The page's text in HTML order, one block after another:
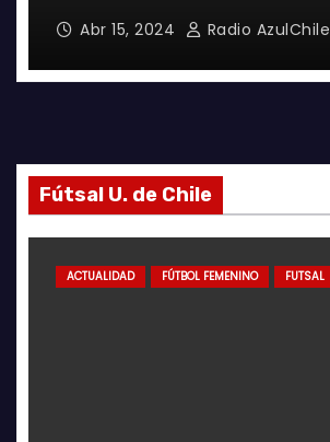
Abr 15, 2024 Radio AzulChile
Fútsal U. de Chile
ACTUALIDAD FÚTBOL FEMENINO FUTSAL